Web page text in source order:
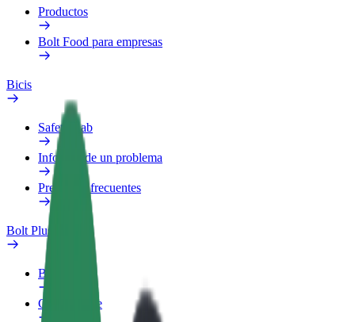
Productos
Bolt Food para empresas
Bicis
Safety Lab
Informar de un problema
Preguntas frecuentes
Bolt Plus
Beneficios
Cómo unirse